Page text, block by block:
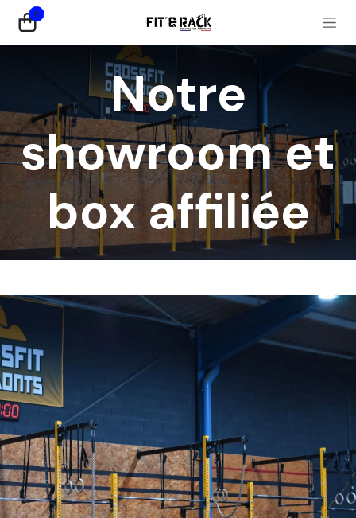
Se rendre au contenu
0
Notre
showroom et
box affiliée